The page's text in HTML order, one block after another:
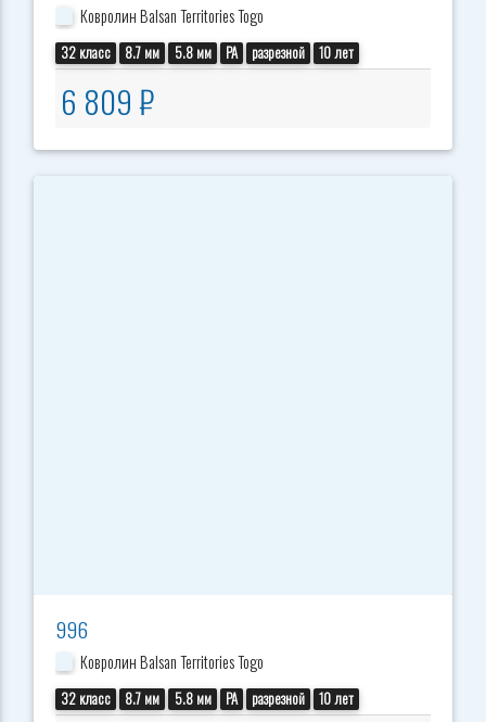
Ковролин Balsan Territories Togo
32 класс 8.7 мм 5.8 мм PA разрезной 10 лет
6 809 ₽
996
Ковролин Balsan Territories Togo
32 класс 8.7 мм 5.8 мм PA разрезной 10 лет